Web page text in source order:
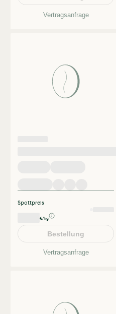
Vertragsanfrage
Spottpreis
€/kg
Bestellung
Vertragsanfrage